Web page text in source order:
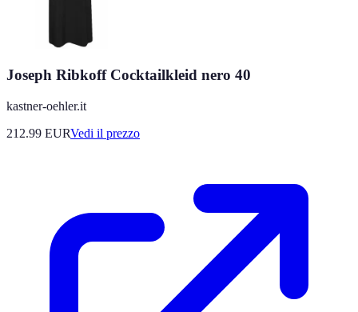
Joseph Ribkoff Cocktailkleid nero 40
kastner-oehler.it
212.99 EURVedi il prezzo